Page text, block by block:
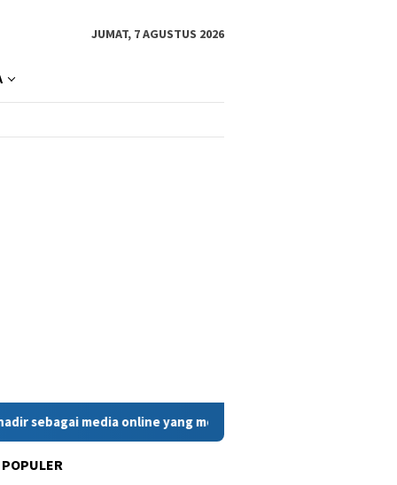
JUMAT, 7 AGUSTUS 2026
online yang menyajikan berita cepat, faktual, dan